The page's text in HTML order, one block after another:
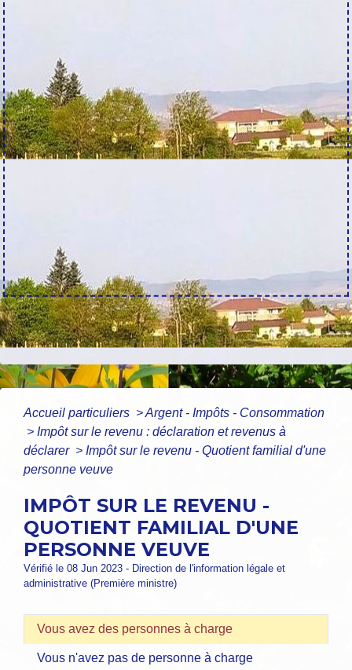
Accueil particuliers >Argent - Impôts - Consommation
> Impôt sur le revenu : déclaration et revenus à
déclarer > Impôt sur le revenu - Quotient familial d'une
personne veuve
IMPÔT SUR LE REVENU -
QUOTIENT FAMILIAL D'UNE
PERSONNE VEUVE
Vérifié le 08 Jun 2023 - Direction de l'information légale et
administrative (Première ministre)
Vous avez des personnes à charge
Vous n'avez pas de personne à charge